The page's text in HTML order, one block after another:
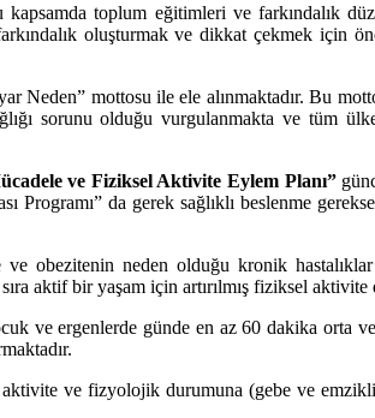
toplum eğitimleri ve farkındalık
oluşturmak ve dikkat çekmek için
Neden” mottosu ile ele alınmaktadır. Bu
sorunu olduğu vurgulanmakta ve tüm
ve Fiziksel Aktivite Eylem Planı”
Programı” da gerek sağlıklı beslenme
ve obezitenin neden olduğu kronik
aktif bir yaşam için artırılmış fiziksel aktivite
ve ergenlerde günde en az 60 dakika orta
aktivite ve fizyolojik durumuna (gebe ve